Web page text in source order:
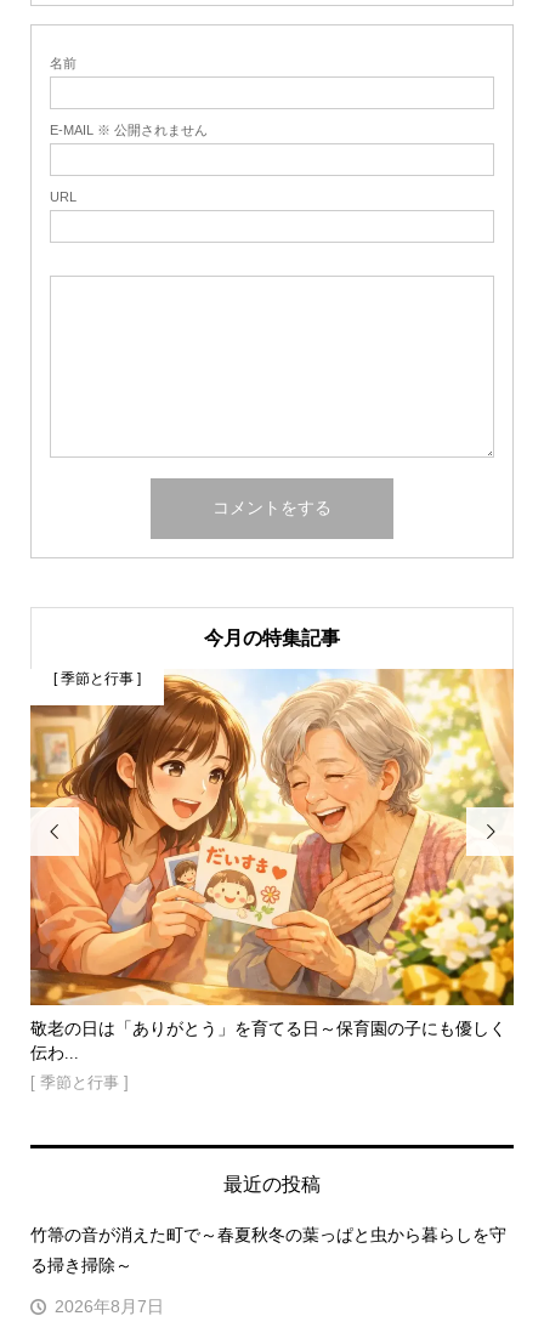
名前
E-MAIL ※ 公開されません
URL
今月の特集記事

敬老の日は「ありがとう」を育てる日～保育園の子にも優しく
伝わ...
[ 季節と行事 ]
[ 季節と行事 ]

最近の投稿
竹箒の音が消えた町で～春夏秋冬の葉っぱと虫から暮らしを守
る掃き掃除～
2026年8月7日